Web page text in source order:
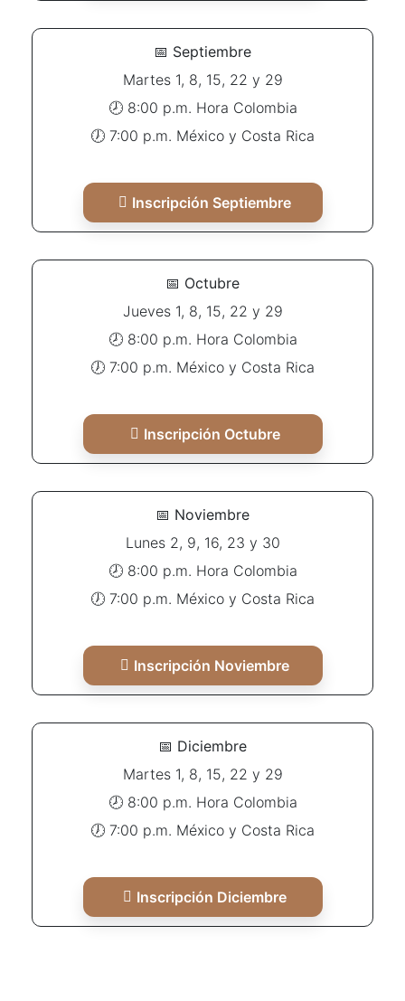
📅 Septiembre
Martes 1, 8, 15, 22 y 29
🕗 8:00 p.m. Hora Colombia
🕖 7:00 p.m. México y Costa Rica
Inscripción Septiembre
📅 Octubre
Jueves 1, 8, 15, 22 y 29
🕗 8:00 p.m. Hora Colombia
🕖 7:00 p.m. México y Costa Rica
Inscripción Octubre
📅 Noviembre
Lunes 2, 9, 16, 23 y 30
🕗 8:00 p.m. Hora Colombia
🕖 7:00 p.m. México y Costa Rica
Inscripción Noviembre
📅 Diciembre
Martes 1, 8, 15, 22 y 29
🕗 8:00 p.m. Hora Colombia
🕖 7:00 p.m. México y Costa Rica
Inscripción Diciembre